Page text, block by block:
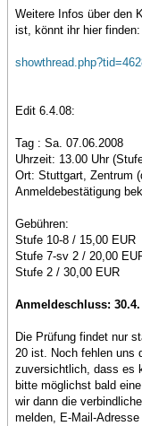
Weitere Infos über den
ist, könnt ihr hier finden:
Edit 6.4.08:
Tag : Sa. 07.06.2008
Uhrzeit: 13.00 Uhr
Ort: Stuttgart, Zentrum
Anmeldebestätigung
Gebühren:
Stufe 10-8 / 15,00 EUR
Stufe 7-sv 2 / 20,00
Stufe 2 / 30,00 EUR
Anmeldeschluss:
Die Prüfung findet nur
20 ist. Noch fehlen uns
zuversichtlich, dass es
bitte möglichst bald
wir dann die
melden, E-Mail-